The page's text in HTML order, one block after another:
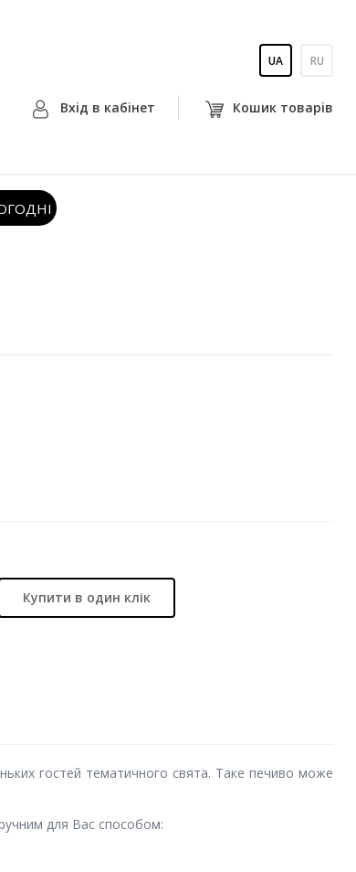
UA RU
Вхiд в кабiнет Кошик товарiв
Купити в один клік
гостей тематичного свята. Таке печиво може
для Вас способом: